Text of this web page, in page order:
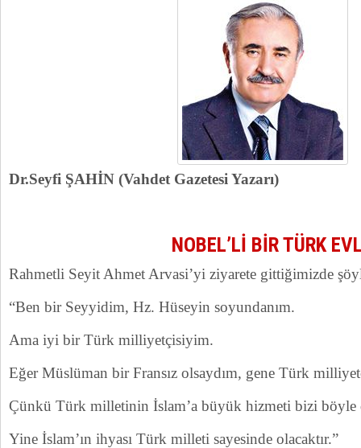
Dr.Seyfi ŞAHİN (Vahdet Gazetesi Yazarı)
NOBEL’Lİ BİR TÜRK
Rahmetli Seyit Ahmet Arvasi’yi ziyarete gittiğimizde
“Ben bir Seyyidim, Hz. Hüseyin soyundanım.
Ama iyi bir Türk milliyetçisiyim.
Eğer Müslüman bir Fransız olsaydım, gene Türk
Çünkü Türk milletinin İslam’a büyük hizmeti bizi böyle
Yine İslam’ın ihyası Türk milleti sayesinde olacaktır.”